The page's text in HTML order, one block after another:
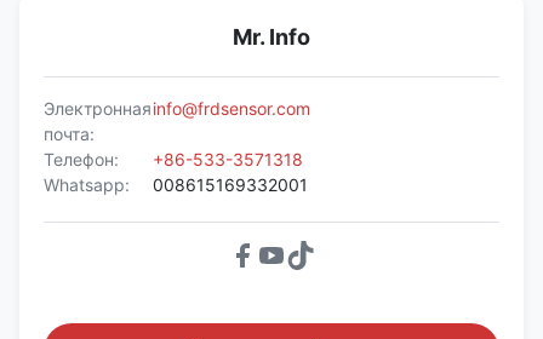
Mr. Info
Электронная
почта:
info@frdsensor.com
Телефон:
+86-533-3571318
Whatsapp:
008615169332001